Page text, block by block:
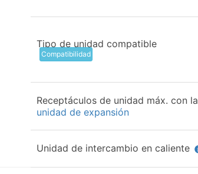
Tipo de unidad compatible
Compatibilidad
Receptáculos de unidad máx. con la
unidad de expansión
Unidad de intercambio en caliente